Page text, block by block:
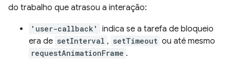
do trabalho que atrasou a interação:
'user-callback'
indica se a tarefa de bloqueio
era de setInterval , setTimeout ou até mesmo
requestAnimationFrame .